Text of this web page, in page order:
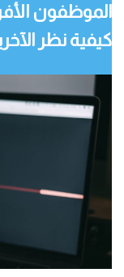
الموظفون
كيفية نظر